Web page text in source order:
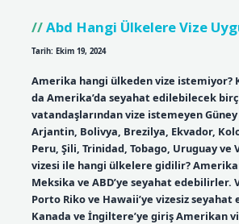
Abd Hangi Ülkelere Vize
Tarih: Ekim 19, 2024
Amerika hangi ülkeden vize istemiyor?
da Amerika’da seyahat edilebilecek
vatandaşlarından vize istemeyen
Arjantin, Bolivya, Brezilya, Ekvador,
Peru, Şili, Trinidad, Tobago, Uruguay ve
vizesi ile hangi ülkelere gidilir?
Meksika ve ABD’ye seyahat edebilirler.
Porto Riko ve Hawaii’ye vizesiz
Kanada ve İngiltere’ye giriş Amerikan